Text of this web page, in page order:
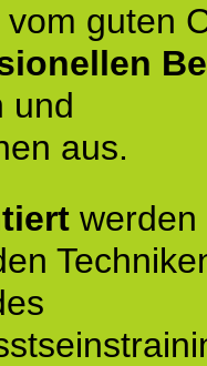
guten
und
aus.
werden